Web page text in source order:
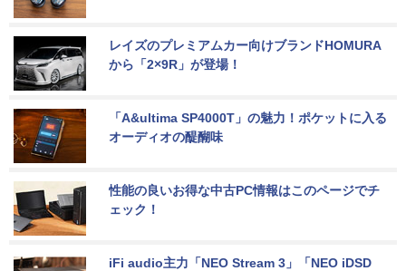
レイズのプレミアムカー向けブランドHOMURA
から「2×9R」が登場！
「A&ultima SP4000T」の魅力！ポケットに入る
オーディオの醍醐味
性能の良いお得な中古PC情報はこのページでチ
ェック！
iFi audio主力「NEO Stream 3」「NEO iDSD